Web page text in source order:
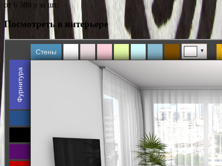
от 6 388 p за шт.
Посмотреть в интерьере